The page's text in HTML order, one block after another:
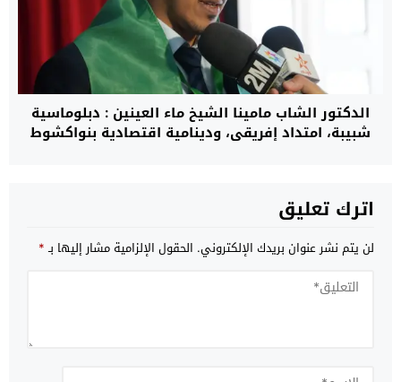
الدكتور الشاب مامينا الشيخ ماء العينين : دبلوماسية
شبيبة، امتداد إفريقي، ودينامية اقتصادية بنواكشوط
اترك تعليق
لن يتم نشر عنوان بريدك الإلكتروني. الحقول الإلزامية مشار إليها بـ*